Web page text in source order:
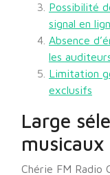
Possibilité
signal en
Absence
les
Limitation
exclusifs
Large
Chérie FM